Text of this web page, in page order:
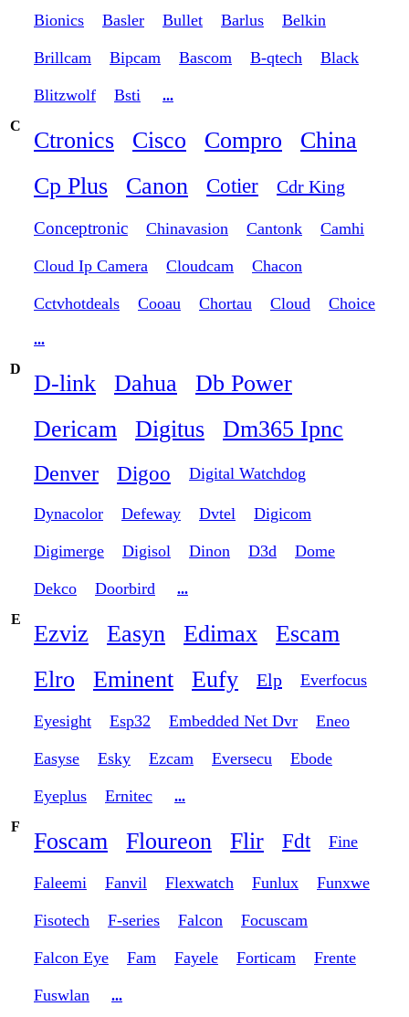
Bionics Basler Bullet Barlus Belkin
Brillcam Bipcam Bascom B-qtech Black
Blitzwolf Bsti
...
C
Ctronics Cisco Compro
China
Cp Plus
Canon Cotier Cdr King
Conceptronic Chinavasion Cantonk Camhi
Cloud Ip Camera Cloudcam Chacon
Cctvhotdeals Cooau Chortau Cloud Choice
...
D
D-link Dahua
Db Power
Dericam
Digitus Dm365 Ipnc
Denver Digoo Digital Watchdog
Dynacolor Defeway Dvtel Digicom
Digimerge Digisol Dinon D3d Dome
Dekco Doorbird
...
E
Ezviz Easyn Edimax
Escam
Elro
Eminent Eufy Elp Everfocus
Eyesight Esp32 Embedded Net Dvr Eneo
Easyse Esky Ezcam Eversecu Ebode
Eyeplus Ernitec
...
F
Foscam Floureon Flir Fdt Fine
Faleemi Fanvil Flexwatch Funlux Funxwe
Fisotech F-series Falcon Focuscam
Falcon Eye Fam Fayele Forticam Frente
Fuswlan
...